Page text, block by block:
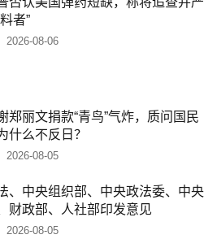
者”
2026-08-06
郑丽文捐款“青鸟”气炸，质问国民
什么不反日？
2026-08-05
、中央组织部、中央政法委、中央
财政部、人社部印发意见
2026-08-05